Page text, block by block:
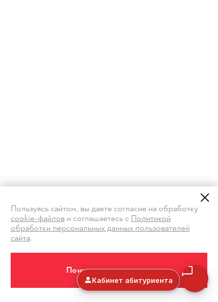
Пользуясь сайтом, вы даете согласие на обработку
cookie-файлови соглашаетесь с Политикой
обработки персональных данных пользователей
сайта.
Понимаю и принимаю